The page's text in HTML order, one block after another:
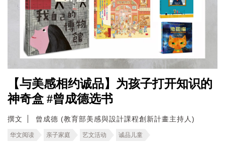
【与美感相约诚品】为孩子打开知识的
神奇盒 #曾成德选书
撰文 曾成德 (教育部美感與設計課程創新計畫主持人)
华文阅读 亲子家庭 艺文活动 诚品儿童